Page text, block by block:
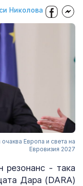
Николова
Европа и света на
Евровизия 2027
резонанс - така
Дара (DARA)